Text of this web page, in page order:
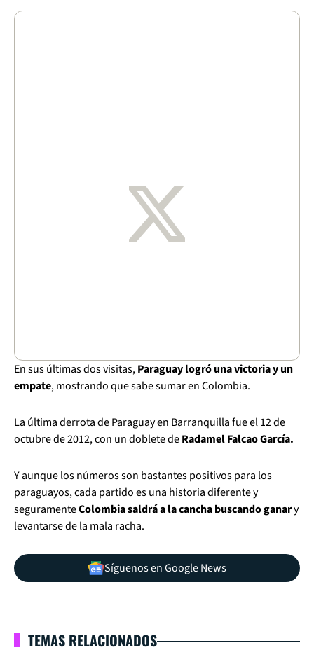
En sus últimas dos visitas,Paraguay logró una victoria y un
empate, mostrando que sabe sumar en Colombia.
La última derrota de Paraguay en Barranquilla fue el 12 de
octubre de 2012, con un doblete deRadamel Falcao García.
Y aunque los números son bastantes positivos para los
paraguayos, cada partido es una historia diferente y
seguramenteColombia saldrá a la cancha buscando ganary
levantarse de la mala racha.
Síguenos en Google News
TEMAS RELACIONADOS